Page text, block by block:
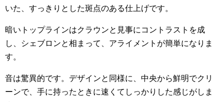
いた、すっきりとした斑点のある仕上げです。
暗いトップラインはクラウンと見事にコントラストを成
し、シェブロンと相まって、アライメントが簡単になりま
す。
音は驚異的です。デザインと同様に、中央から鮮明でクリ
ーンで、手に持ったときに速くてしっかりした感じがしま